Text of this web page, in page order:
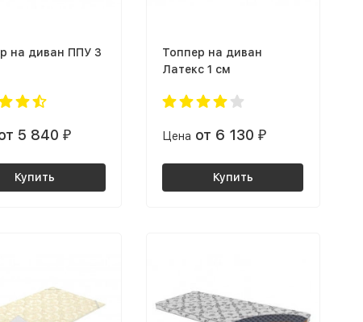
на диван ППУ 3
5 840 ₽
Купить
Топпер на диван
Латекс 1 см
Цена от 6 130 ₽
Купить